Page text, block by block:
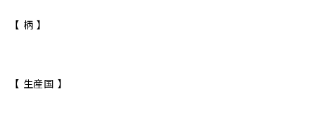
【 柄 】
【 生産国 】